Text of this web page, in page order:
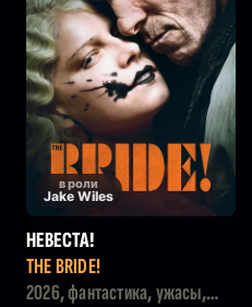
в роли
Jake Wiles
НЕВЕСТА!
THE BRIDE!
2026, фантастика, ужасы,